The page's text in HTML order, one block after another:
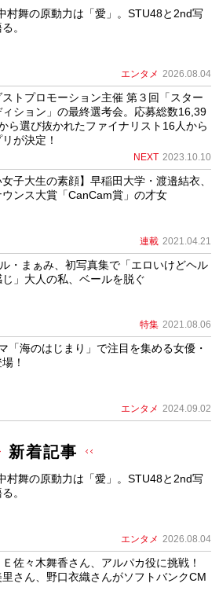
村舞の原動力は「愛」。STU48と2nd写
。
エンタメ 2026.08.04
ストプロモーション主催 第３回「スター
ション」の最終選考会。応募総数16,39
ら選び抜かれたファイナリスト16人から
が決定！
NEXT 2023.10.10
女子大生の素顔】早稲田大学・渡邉結衣、
ンス大賞「CanCam賞」の才女
連載 2021.04.21
・まぁみ、初写真集で「エロいけどヘル
」大人の私、ベールを脱ぐ
特集 2021.08.06
「海のはじまり」で注目を集める女優・
！
エンタメ 2024.09.02
新着記事
村舞の原動力は「愛」。STU48と2nd写
。
エンタメ 2026.08.04
Ｅ佐々木舞香さん、アルパカ役に挑戦！
里さん、野口衣織さんがソフトバンクCM